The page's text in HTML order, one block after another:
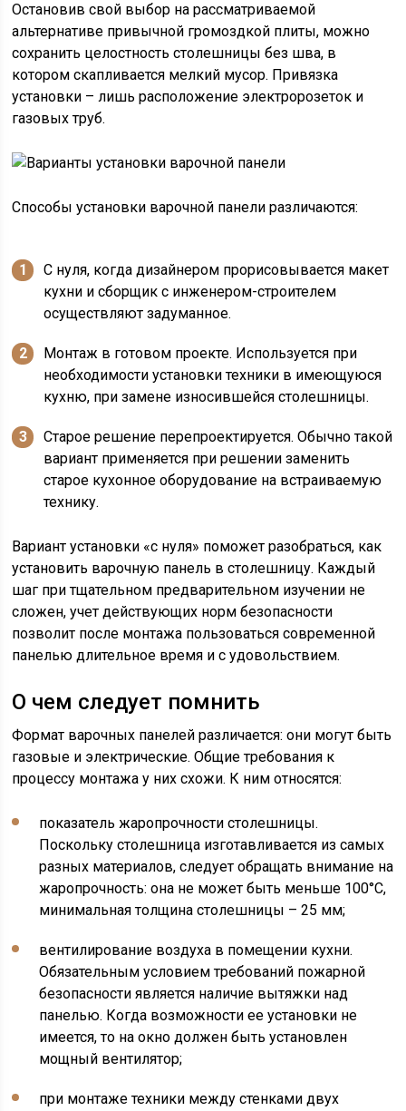
Остановив свой выбор на рассматриваемой
альтернативе привычной громоздкой плиты, можно
сохранить целостность столешницы без шва, в
котором скапливается мелкий мусор. Привязка
установки – лишь расположение электророзеток и
газовых труб.
Способы установки варочной панели различаются:
С нуля, когда дизайнером прорисовывается макет
кухни и сборщик с инженером-строителем
осуществляют задуманное.
Монтаж в готовом проекте. Используется при
необходимости установки техники в имеющуюся
кухню, при замене износившейся столешницы.
Старое решение перепроектируется. Обычно такой
вариант применяется при решении заменить
старое кухонное оборудование на встраиваемую
технику.
Вариант установки «с нуля» поможет разобраться, как
установить варочную панель в столешницу. Каждый
шаг при тщательном предварительном изучении не
сложен, учет действующих норм безопасности
позволит после монтажа пользоваться современной
панелью длительное время и с удовольствием.
О чем следует помнить
Формат варочных панелей различается: они могут быть
газовые и электрические. Общие требования к
процессу монтажа у них схожи. К ним относятся:
показатель жаропрочности столешницы.
Поскольку столешница изготавливается из самых
разных материалов, следует обращать внимание на
жаропрочность: она не может быть меньше 100°С,
минимальная толщина столешницы – 25 мм;
вентилирование воздуха в помещении кухни.
Обязательным условием требований пожарной
безопасности является наличие вытяжки над
панелью. Когда возможности ее установки не
имеется, то на окно должен быть установлен
мощный вентилятор;
при монтаже техники между стенками двух